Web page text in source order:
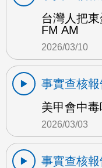
台灣人把
FM AM
2026/03/10
事實查核
美甲會中
2026/03/03
事實查核